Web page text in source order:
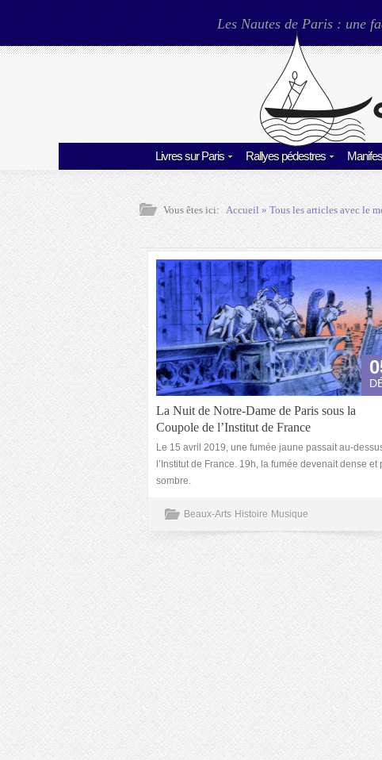
Les Nautes de Paris : une
Livres sur Paris Rallyes pédestres
Vous êtes ici: Accueil» Tous les articles avec le
La Nuit de Notre-Dame de Paris sous la
Coupole de l’Institut de France
Le 15 avril 2019, une fumée jaune passait au-
l’Institut de France. 19h, la fumée devenait dense et
sombre.
Beaux-Arts Histoire Musique